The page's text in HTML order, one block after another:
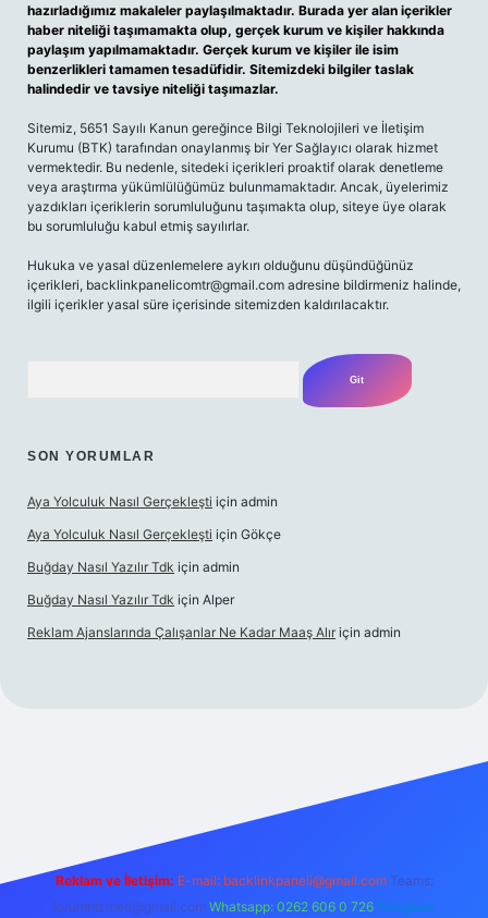
hazırladığımız makaleler paylaşılmaktadır. Burada yer alan içerikler
haber niteliği taşımamakta olup, gerçek kurum ve kişiler hakkında
paylaşım yapılmamaktadır. Gerçek kurum ve kişiler ile isim
benzerlikleri tamamen tesadüfidir. Sitemizdeki bilgiler taslak
halindedir ve tavsiye niteliği taşımazlar.
Sitemiz, 5651 Sayılı Kanun gereğince Bilgi Teknolojileri ve İletişim
Kurumu (BTK) tarafından onaylanmış bir Yer Sağlayıcı olarak hizmet
vermektedir. Bu nedenle, sitedeki içerikleri proaktif olarak denetleme
veya araştırma yükümlülüğümüz bulunmamaktadır. Ancak, üyelerimiz
yazdıkları içeriklerin sorumluluğunu taşımakta olup, siteye üye olarak
bu sorumluluğu kabul etmiş sayılırlar.
Hukuka ve yasal düzenlemelere aykırı olduğunu düşündüğünüz
içerikleri, backlinkpanelicomtr@gmail.com adresine bildirmeniz halinde,
ilgili içerikler yasal süre içerisinde sitemizden kaldırılacaktır.
SON YORUMLAR
Aya Yolculuk Nasıl Gerçekleşti için admin
Aya Yolculuk Nasıl Gerçekleşti için Gökçe
Buğday Nasıl Yazılır Tdk için admin
Buğday Nasıl Yazılır Tdk için Alper
Reklam Ajanslarında Çalışanlar Ne Kadar Maaş Alır için admin
Reklam ve İletişim: E-mail: backlinkpaneli@gmail.com Teams:
forumhizmeti@gmail.com Whatsapp: 0262 606 0 726 Telegram: